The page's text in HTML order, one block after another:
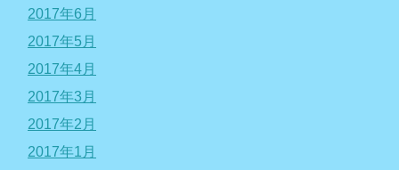
2017年6月
2017年5月
2017年4月
2017年3月
2017年2月
2017年1月